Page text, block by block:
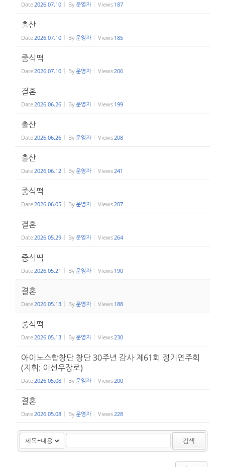
Date2026.07.10 By운영자 Views 187
출산
Date2026.07.10 By운영자 Views 185
중식떡
Date2026.07.10 By운영자 Views206
결혼
Date2026.06.26 By운영자 Views 199
출산
Date2026.06.26 By운영자 Views208
출산
Date2026.06.12 By운영자 Views241
중식떡
Date2026.06.05 By운영자 Views207
결혼
Date2026.05.29 By운영자 Views264
중식떡
Date2026.05.21 By운영자 Views 190
결혼
Date2026.05.13 By운영자 Views 188
중식떡
Date2026.05.13 By운영자 Views230
아이노스합창단 창단 30주년 감사 제61회 정기연주회
(지휘: 이선우장로)
Date2026.05.08 By운영자 Views200
결혼
Date2026.05.08 By운영자 Views228
검색